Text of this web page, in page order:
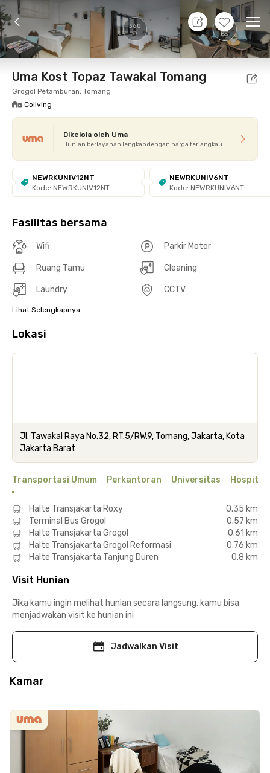
360 +5
7 Agt 26 - Belum tahu
Foto Fasilitas bersama Promo cUma-cUma
Uma Kost Topaz Tawakal Tomang
Grogol Petamburan, Tomang
Coliving
Dikelola oleh Uma
Hunian berlayanan lengkap dengan harga terjangkau
NEWRKUNIV12NT
Kode: NEWRKUNIV12NT
NEWRKUNIV6NT
Kode: NEWRKUNIV6NT
Fasilitas bersama
Wifi Parkir Motor
Ruang Tamu Cleaning
Laundry CCTV
Lihat Selengkapnya
Lokasi
Jl. Tawakal Raya No.32, RT.5/RW.9, Tomang, Jakarta, Kota
Jakarta Barat
Transportasi Umum Perkantoran Universitas Hospital
Halte Transjakarta Roxy
0.35 km
Terminal Bus Grogol
0.57 km
Halte Transjakarta Grogol
0.61 km
Halte Transjakarta Grogol Reformasi
0.76 km
Halte Transjakarta Tanjung Duren
0.8 km
Visit Hunian
Jika kamu ingin melihat hunian secara langsung, kamu bisa
menjadwakan visit ke hunian ini
Jadwalkan Visit
Kamar